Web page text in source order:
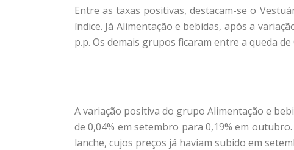
Entre as taxas positivas, destacam-se o
índice. Já Alimentação e bebidas, após a
p.p. Os demais grupos ficaram entre a queda
A variação positiva do grupo Alimentação e
de 0,04% em setembro para 0,19% em
lanche, cujos preços já haviam subido em